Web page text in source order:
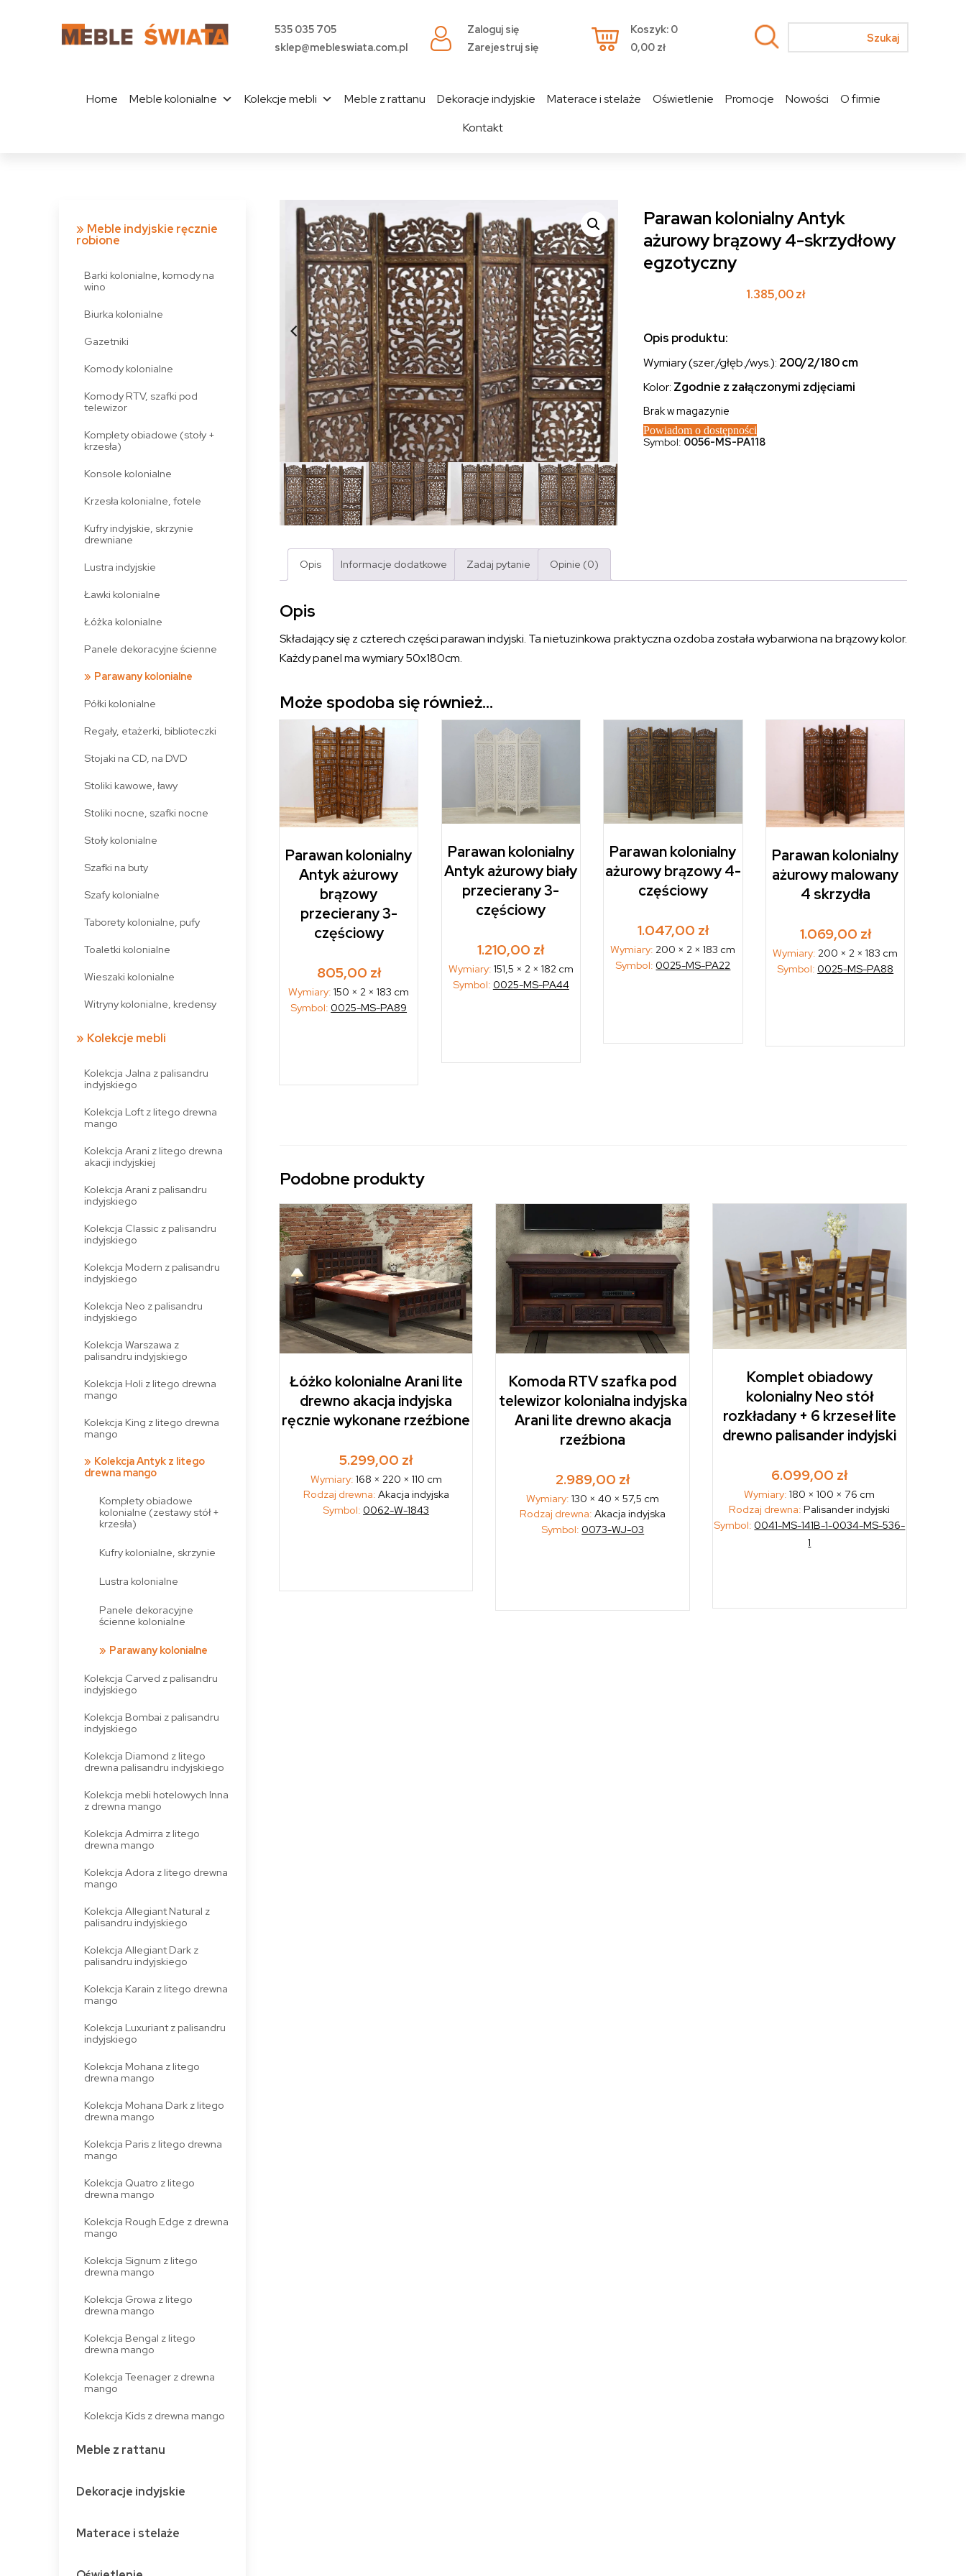
535 035 705
sklep@mebleswiata.com.pl
Zaloguj się
Zarejestruj się
Koszyk: 0
0,00 zł
Home Meble kolonialne Kolekcje mebli Meble z rattanu Dekoracje indyjskie Materace i stelaże Oświetlenie Promocje Nowości
O firmie
Kontakt
Meble indyjskie ręcznie
robione
Barki kolonialne, komody na
wino
Biurka kolonialne
Gazetniki
Komody kolonialne
Komody RTV, szafki pod
telewizor
Komplety obiadowe (stoły +
krzesła)
Konsole kolonialne
Krzesła kolonialne, fotele
Kufry indyjskie, skrzynie
drewniane
Lustra indyjskie
Ławki kolonialne
Łóżka kolonialne
Panele dekoracyjne ścienne
Parawany kolonialne
Półki kolonialne
Regały, etażerki, biblioteczki
Stojaki na CD, na DVD
Stoliki kawowe, ławy
Stoliki nocne, szafki nocne
Stoły kolonialne
Szafki na buty
Szafy kolonialne
Taborety kolonialne, pufy
Toaletki kolonialne
Wieszaki kolonialne
Witryny kolonialne, kredensy
Kolekcje mebli
Kolekcja Jalna z palisandru
indyjskiego
Kolekcja Loft z litego drewna
mango
Kolekcja Arani z litego drewna
akacji indyjskiej
Kolekcja Arani z palisandru
indyjskiego
Kolekcja Classic z palisandru
indyjskiego
Kolekcja Modern z palisandru
indyjskiego
Kolekcja Neo z palisandru
indyjskiego
Kolekcja Warszawa z
palisandru indyjskiego
Kolekcja Holi z litego drewna
mango
Kolekcja King z litego drewna
mango
Kolekcja Antyk z litego
drewna mango
Komplety obiadowe
kolonialne (zestawy stół +
krzesła)
Kufry kolonialne, skrzynie
Lustra kolonialne
Panele dekoracyjne
ścienne kolonialne
Parawany kolonialne
Kolekcja Carved z palisandru
indyjskiego
Kolekcja Bombai z palisandru
indyjskiego
Kolekcja Diamond z litego
drewna palisandru indyjskiego
Kolekcja mebli hotelowych Inna
z drewna mango
Kolekcja Admirra z litego
drewna mango
Kolekcja Adora z litego drewna
mango
Kolekcja Allegiant Natural z
palisandru indyjskiego
Kolekcja Allegiant Dark z
palisandru indyjskiego
Kolekcja Karain z litego drewna
mango
Kolekcja Luxuriant z palisandru
indyjskiego
Kolekcja Mohana z litego
drewna mango
Kolekcja Mohana Dark z litego
drewna mango
Kolekcja Paris z litego drewna
mango
Kolekcja Quatro z litego
drewna mango
Kolekcja Rough Edge z drewna
mango
Kolekcja Signum z litego
drewna mango
Kolekcja Growa z litego
drewna mango
Kolekcja Bengal z litego
drewna mango
Kolekcja Teenager z drewna
mango
Kolekcja Kids z drewna mango
Meble z rattanu
Dekoracje indyjskie
Materace i stelaże
Parawan kolonialny Antyk
ażurowy brązowy 4-skrzydłowy
egzotyczny
1.385,00zł
Opis produktu:
Wymiary (szer./głęb./wys.): 200/2/180 cm
Kolor: Zgodnie z załączonymi zdjęciami
Brak w magazynie
Powiadom o dostępności
Symbol: 0056-MS-PA118
Opis Informacje dodatkowe Zadaj pytanie Opinie (0)
Opis
Składający się z czterech części parawan indyjski. Ta nietuzinkowa praktyczna ozdoba została wybarwiona na brązowy kolor.
Każdy panel ma wymiary 50x180cm.
Może spodoba się również…
Parawan kolonialny
Antyk ażurowy
brązowy
przecierany 3-
częściowy
805,00 zł
Wymiary:150 × 2 × 183 cm
Symbol: 0025-MS-PA89
Parawan kolonialny
Antyk ażurowy biały
przecierany 3-
częściowy
1.210,00 zł
Wymiary: 151,5 × 2 × 182 cm
Symbol: 0025-MS-PA44
Parawan kolonialny
ażurowy brązowy 4-
częściowy
1.047,00 zł
Wymiary: 200 × 2 × 183 cm
Symbol: 0025-MS-PA22
Parawan kolonialny
ażurowy malowany
4 skrzydła
1.069,00 zł
Wymiary: 200 × 2 × 183 cm
Symbol: 0025-MS-PA88
Podobne produkty
Łóżko kolonialne Arani lite
drewno akacja indyjska
ręcznie wykonane rzeźbione
5.299,00 zł
Wymiary: 168 × 220 × 110 cm
Rodzaj drewna: Akacja indyjska
Symbol: 0062-W-1843
Komoda RTV szafka pod
telewizor kolonialna indyjska
Arani lite drewno akacja
rzeźbiona
2.989,00 zł
Wymiary:130 × 40 × 57,5 cm
Rodzaj drewna: Akacja indyjska
Symbol: 0073-WJ-03
Komplet obiadowy
kolonialny Neo stół
rozkładany + 6 krzeseł lite
drewno palisander indyjski
6.099,00 zł
Wymiary:180 × 100 × 76 cm
Rodzaj drewna: Palisander indyjski
Symbol: 0041-MS-141B-1-0034-MS-536-
1